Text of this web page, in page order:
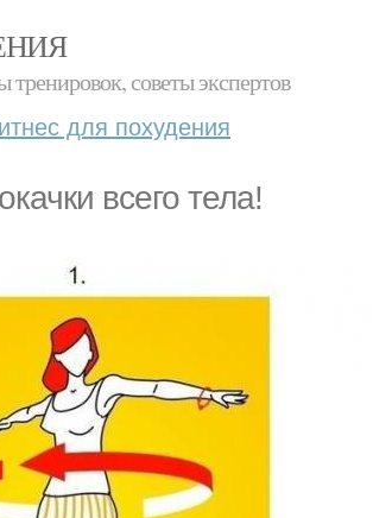
советы экспертов
для похудения
всего тела!